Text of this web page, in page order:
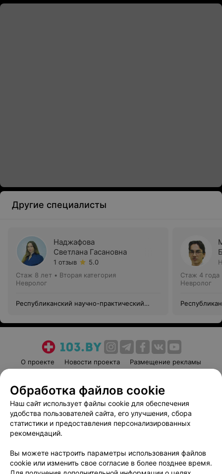
Другие специалисты
Наджафова
Светлана Гасановна
1 отзыв
5.0
Стаж 8 лет • Вторая категория
Невролог
Республиканский научно-практический
Стаж 4 года
Невролог
О проекте Новости проекта
Размещение рекламы
Пользовательское соглашение
Способы оплаты
Вакансии
Партнеры
Написать руководителю 103.by
Обработка персональных данных
Обработка файлов cookie
Наш сайт использует файлы cookie для обеспечения
удобства пользователей сайта, его улучшения, сбора
статистики и предоставления персонализированных
рекомендаций.
Вы можете настроить параметры использования файлов
cookie или изменить свое согласие в более позднее время.